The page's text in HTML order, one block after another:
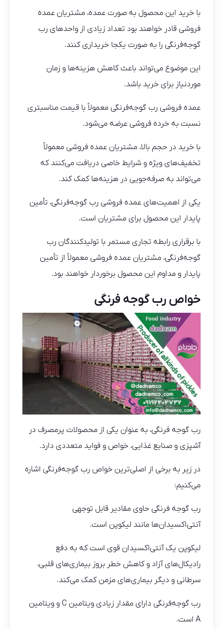
با خرید این محصول به صورت عمده، مشتریان عمده
فروشی قادر خواهند بود تعداد زیادی از واحدهای رب
گوجه‌فرنگی را به صورت یکجا خریداری کنند.
این موضوع می‌تواند باعث کاهش هزینه‌ها و زمان
موردنیاز برای خرید باشد.
عمده فروشی رب گوجه‌فرنگی معمولاً با قیمت مناسبتری
نسبت به خرده فروشی عرضه می‌شود.
با خرید در حجم بالا، مشتریان عمده فروشی معمولاً
تخفیف‌های ویژه و شرایط خاصی دریافت می‌کنند که
می‌تواند به صرفه‌جویی در هزینه‌ها کمک کند.
یکی از اهمیت‌های عمده فروشی رب گوجه‌فرنگی، تأمین
پایدار این محصول برای مشتریان است.
با برقراری رابطه تجاری مستمر با تولیدکنندگان رب
گوجه‌فرنگی، مشتریان عمده فروشی معمولاً از تأمین
پایدار و مداوم این محصول برخوردار خواهند بود.
خواص رب گوجه فرنگی
رب گوجه فرنگی، به عنوان یکی از محصولات پرمصرف در
آشپزی و صنایع غذایی، خواص و فواید متعددی دارد.
در زیر به برخی از اصلی‌ترین خواص رب گوجه‌فرنگی اشاره
می‌کنیم:
رب گوجه فرنگی حاوی مقادیر قابل توجهی
آنتی‌اکسیدان‌ها مانند لیکوپن است.
لیکوپن یک آنتی‌اکسیدان قوی است که به دفع
رادیکال‌های آزاد و کاهش خطر بروز بیماری‌های قلبی،
سرطانی و دیگر بیماری‌های مزمن کمک می‌کند.
رب گوجه‌فرنگی دارای مقدار زیادی ویتامین C و ویتامین
A است.